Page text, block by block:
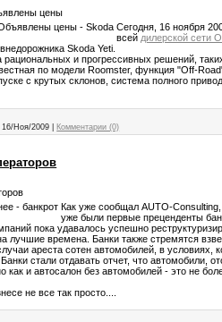
цены
Сегодня, 16 ноября
всей дилерской сети
Skoda Yeti.
и прогрессивных решений, таких
по модели Roomster, функция "Off-
с крутых склонов, система полного
16/Ноя/2009 Комментарии (0)
Как уже сообщал AUTO-
уже были первые преценденты
пока удавалось успешно
лучшие времена. Банки также стремятся
ареста сотен автомобилей, в условиях,
стали отдавать отчет, что автомобили,
как и автосалон без автомобилей - это не
не все так просто....